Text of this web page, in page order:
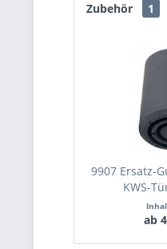
Zubehör 1
9907 Ersatz-
KWS-
ab